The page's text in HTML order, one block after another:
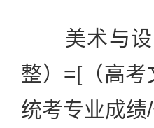
美术与设
整）=[（高
统考专业成